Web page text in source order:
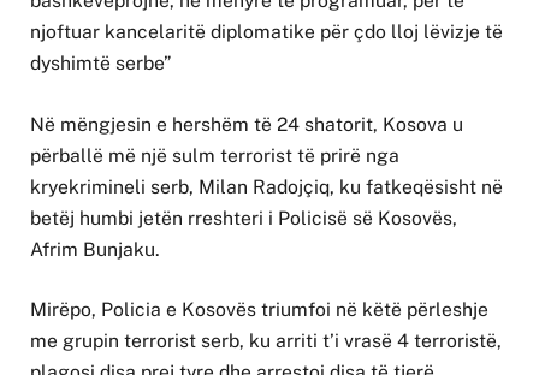
njoftuar kancelaritë diplomatike për çdo lloj lëvizje të
dyshimtë serbe”
Në mëngjesin e hershëm të 24 shatorit, Kosova u
përballë më një sulm terrorist të prirë nga
kryekrimineli serb, Milan Radojçiq, ku fatkeqësisht në
betëj humbi jetën rreshteri i Policisë së Kosovës,
Afrim Bunjaku.
Mirëpo, Policia e Kosovës triumfoi në këtë përleshje
me grupin terrorist serb, ku arriti t’i vrasë 4 terroristë,